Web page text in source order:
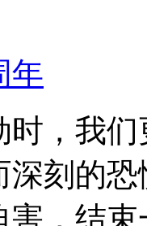
年
时，我
深刻的
害，结